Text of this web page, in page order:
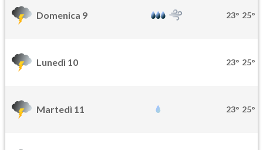
Domenica 9 23° 25°
Lunedì 10 23° 25°
Martedì 11 23° 25°